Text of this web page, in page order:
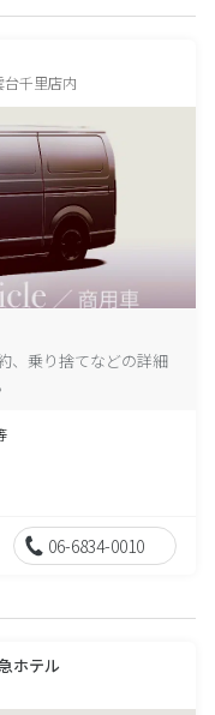
千里店内
、乗り捨てなどの詳細
06-6834-0010
ホテル